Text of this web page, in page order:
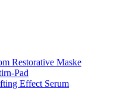
Restorative Maske
Pad
Effect Serum